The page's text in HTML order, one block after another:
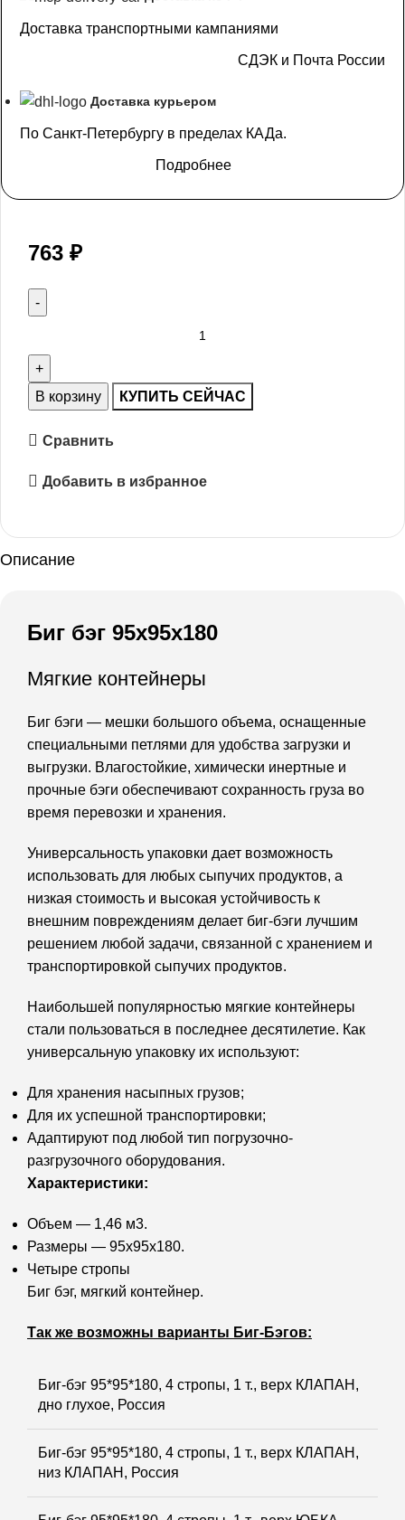
Доставка транспортными кампаниями
СДЭК и Почта России
Доставка курьером
По Санкт-Петербургу в пределах КАДа.
Подробнее
763 ₽
В корзину КУПИТЬ СЕЙЧАС
Сравнить
Добавить в избранное
Описание
Биг бэг 95х95х180
Мягкие контейнеры
Биг бэги — мешки большого объема, оснащенные
специальными петлями для удобства загрузки и
выгрузки. Влагостойкие, химически инертные и
прочные бэги обеспечивают сохранность груза во
время перевозки и хранения.
Универсальность упаковки дает возможность
использовать для любых сыпучих продуктов, а
низкая стоимость и высокая устойчивость к
внешним повреждениям делает биг-бэги лучшим
решением любой задачи, связанной с хранением и
транспортировкой сыпучих продуктов.
Наибольшей популярностью мягкие контейнеры
стали пользоваться в последнее десятилетие. Как
универсальную упаковку их используют:
Для хранения насыпных грузов;
Для их успешной транспортировки;
Адаптируют под любой тип погрузочно-
разгрузочного оборудования.
Характеристики:
Объем — 1,46 м3.
Размеры — 95х95х180.
Четыре стропы
Биг бэг, мягкий контейнер.
Так же возможны варианты Биг-Бэгов:
Биг-бэг 95*95*180, 4 стропы, 1 т., верх КЛАПАН,
дно глухое, Россия
Биг-бэг 95*95*180, 4 стропы, 1 т., верх КЛАПАН,
низ КЛАПАН, Россия